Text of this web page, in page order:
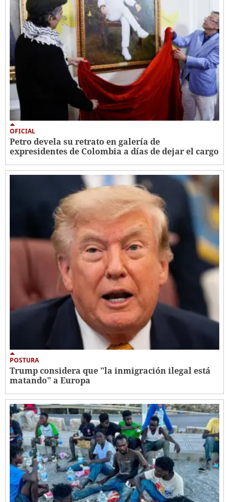
OFICIAL
Petro devela su retrato en galería de
expresidentes de Colombia a días de dejar el cargo
POSTURA
Trump considera que "la inmigración ilegal está
matando" a Europa